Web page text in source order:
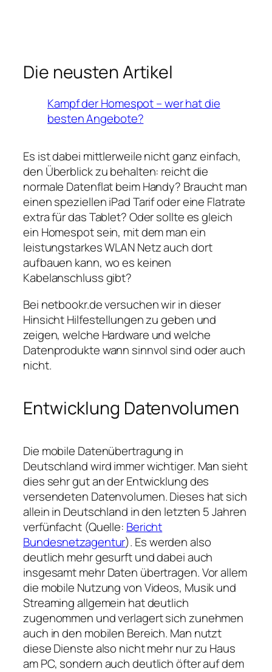
Die neusten Artikel
Kampf der Homespot – wer hat die
besten Angebote?
Es ist dabei mittlerweile nicht ganz einfach,
den Überblick zu behalten: reicht die
normale Datenflat beim Handy? Braucht man
einen speziellen iPad Tarif oder eine Flatrate
extra für das Tablet? Oder sollte es gleich
ein Homespot sein, mit dem man ein
leistungstarkes WLAN Netz auch dort
aufbauen kann, wo es keinen
Kabelanschluss gibt?
Bei netbookr.de versuchen wir in dieser
Hinsicht Hilfestellungen zu geben und
zeigen, welche Hardware und welche
Datenprodukte wann sinnvol sind oder auch
nicht.
Entwicklung Datenvolumen
Die mobile Datenübertragung in
Deutschland wird immer wichtiger. Man sieht
dies sehr gut an der Entwicklung des
versendeten Datenvolumen. Dieses hat sich
allein in Deutschland in den letzten 5 Jahren
verfünfacht (Quelle: Bericht
Bundesnetzagentur). Es werden also
deutlich mehr gesurft und dabei auch
insgesamt mehr Daten übertragen. Vor allem
die mobile Nutzung von Videos, Musik und
Streaming allgemein hat deutlich
zugenommen und verlagert sich zunehmen
auch in den mobilen Bereich. Man nutzt
diese Dienste also nicht mehr nur zu Haus
am PC, sondern auch deutlich öfter auf dem